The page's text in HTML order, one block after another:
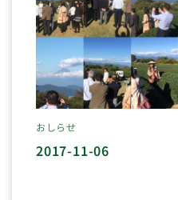
おしらせ
2017-11-06